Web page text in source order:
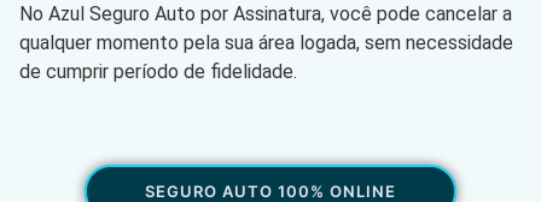
No Azul Seguro Auto por Assinatura, você pode cancelar a
qualquer momento pela sua área logada, sem necessidade
de cumprir período de fidelidade.
SEGURO AUTO 100% ONLINE